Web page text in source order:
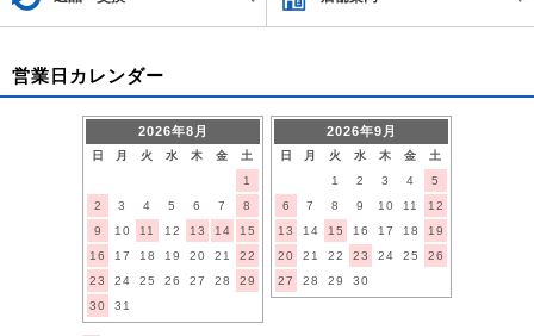
営業日カレンダー
2026年8月
日 月 火 水 木 金
土
1
2
3 4 5 6 7
8
9
10 11 12 13 14
15
16
17 18 19 20 21
22
23
24 25 26 27 28
29
30
31
2026年9月
日 月 火 水 木 金
土
1
2 3 4
5
6
7 8 9 10 11
12
13
14 15 16 17 18
19
20
21 22 23 24 25
26
27
28 29 30